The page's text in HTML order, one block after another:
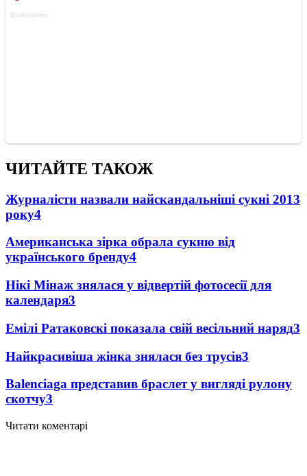
ЧИТАЙТЕ ТАКОЖ
Журналісти назвали найскандальніші сукні 2013
року4
Американська зірка обрала сукню від
українського бренду4
Нікі Мінаж знялася у відвертій фотосесії для
календаря3
Емілі Ратаковскі показала свій весільний наряд3
Найкрасивіша жінка знялася без трусів3
Balenciaga представив браслет у вигляді рулону
скотчу3
Читати коментарі